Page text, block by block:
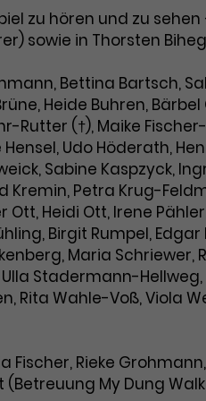
Tracking-Optin-
wird verwendet, um
, Sitzungs- und
zu berechnen und die
für den
Website zu verfolgen.
Informationen
eine zufallsgenerierte
Besuche zu erkennen.
die es uns
Werbekampagnen zu
und Inhalte besser
abzustimmen.
verwendet, um die
zu messen
zu speichern. Dieses
nachzuvollziehen, ob
zu hören und zu sehen
sowie in Thorsten
Bettina Bartsch,
Heide Buhren,
(†), Maike
Udo Höderath,
Sabine Kaspzyck,
Petra Krug-
Heidi Ott, Irene
Birgit Rumpel,
Maria
Stadermann-
Wahle-Voß, Viola
Fischer, Rieke
(Betreuung My Dung